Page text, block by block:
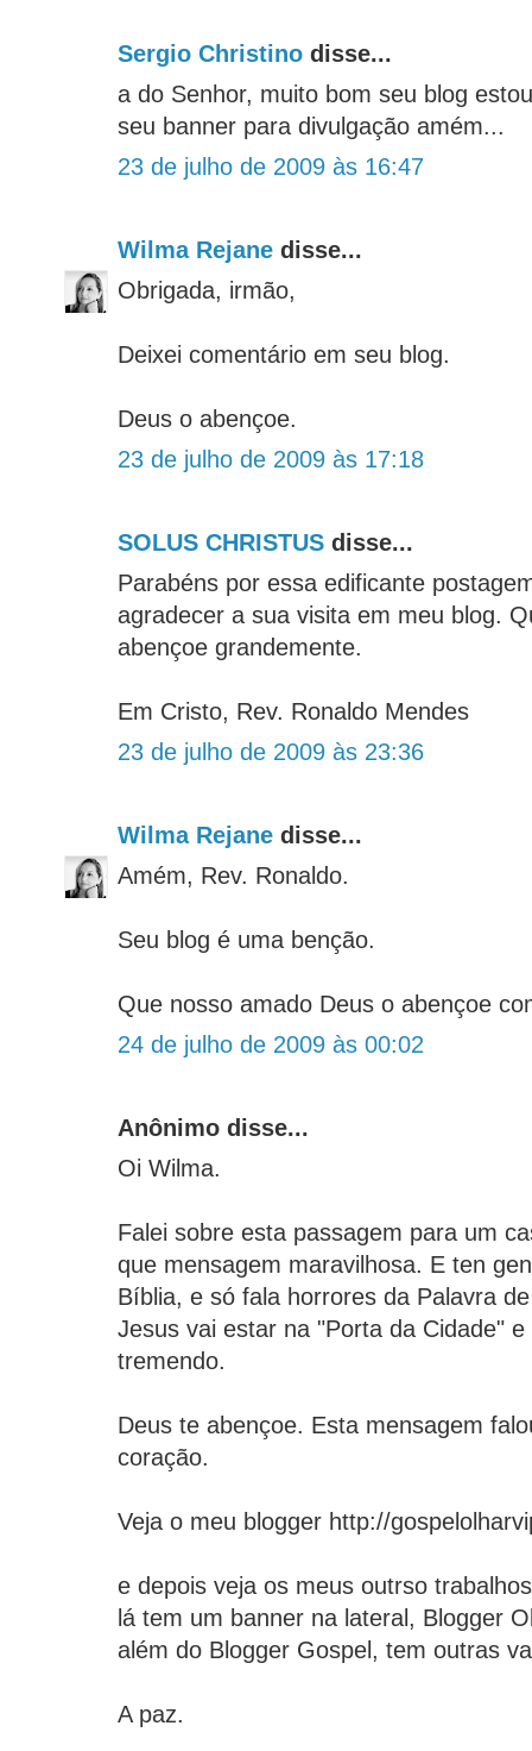
Sergio Christino disse...
a do Senhor, muito bom seu blog
seu banner para divulgação amém...
23 de julho de 2009 às 16:47
Wilma Rejane disse...
Obrigada, irmão,
Deixei comentário em seu blog.
Deus o abençoe.
23 de julho de 2009 às 17:18
SOLUS CHRISTUS disse...
Parabéns por essa edificante
agradecer a sua visita em meu blog.
abençoe grandemente.
Em Cristo, Rev. Ronaldo Mendes
23 de julho de 2009 às 23:36
Wilma Rejane disse...
Amém, Rev. Ronaldo.
Seu blog é uma benção.
Que nosso amado Deus o abençoe
24 de julho de 2009 às 00:02
Anônimo disse...
Oi Wilma.
Falei sobre esta passagem para um
que mensagem maravilhosa. E ten
Bíblia, e só fala horrores da Palavra
Jesus vai estar na "Porta da Cidade"
tremendo.
Deus te abençoe. Esta mensagem
coração.
Veja o meu blogger http://
e depois veja os meus outrso
lá tem um banner na lateral, Blogger
além do Blogger Gospel, tem outras
A paz.